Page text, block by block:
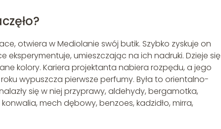
otwiera w Mediolanie swój butik. Szybko zyskuje on
eksperymentuje, umieszczając na ich nadruki. Dzieje się
kolory. Kariera projektanta nabiera rozpędu, a jego
wypuszcza pierwsze perfumy. Była to orientalno-
się w niej przyprawy, aldehydy, bergamotka,
mech dębowy, benzoes, kadzidło, mirra,